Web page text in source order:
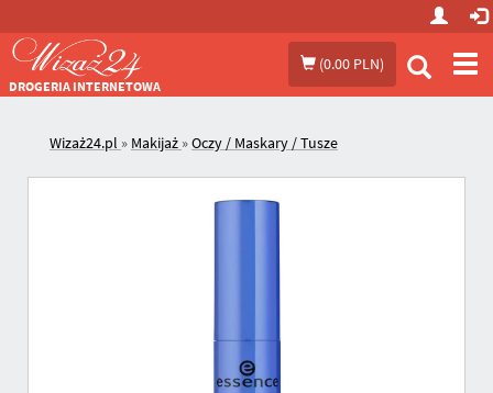
(0.00 PLN)
DROGERIA INTERNETOWA
Wizaż24.pl » Makijaż »Oczy / Maskary / Tusze